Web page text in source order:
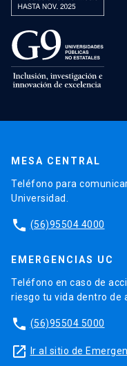
MESA CENTRAL
Teléfono para
Universidad.
phone (56)95504 4000
EMERGENCIAS UC
Teléfono en caso de
riesgo tu vida dentro de
phone (56)95504 5000
launch Ir al sitio de